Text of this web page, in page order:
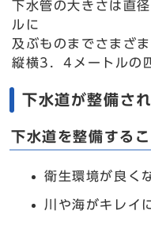
下水管の大きさは直
ルに
及ぶものまでさまざま
縦横3．4メートルの
下水道が整備さ
下水道を整備する
衛生環境が良く
川や海がキレイ